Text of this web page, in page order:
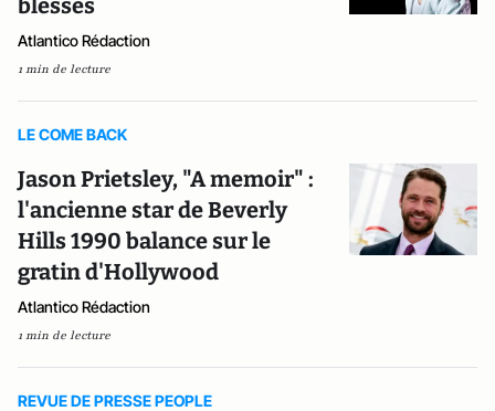
blessés
Atlantico Rédaction
1 min de lecture
LE COME BACK
Jason Prietsley, "A memoir" :
l'ancienne star de Beverly
Hills 1990 balance sur le
gratin d'Hollywood
Atlantico Rédaction
1 min de lecture
REVUE DE PRESSE PEOPLE